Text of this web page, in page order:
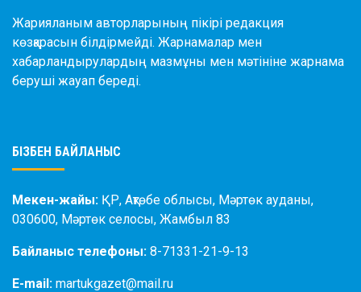
Жарияланым авторларының пікірі редакция
көзқарасын білдірмейді. Жарнамалар мен
хабарландырулардың мазмұны мен мәтініне жарнама
беруші жауап береді.
БІЗБЕН БАЙЛАНЫС
Мекен-жайы: ҚР, Ақтөбе облысы, Мәртөк ауданы,
030600, Мәртөк селосы, Жамбыл 83
Байланыс телефоны: 8-71331-21-9-13
E-mail: martukgazet@mail.ru